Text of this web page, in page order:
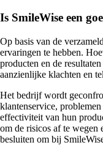
Is SmileWise een
Op basis van de
ervaringen te hebben.
producten en de
aanzienlijke klachten en
Het bedrijf wordt
klantenservice,
effectiviteit van hun
om de risicos af te wegen
besluiten om bij